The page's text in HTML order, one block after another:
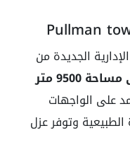
الجديدة من
على مساحة 9500 متر
على الواجهات
وتوفر عزل